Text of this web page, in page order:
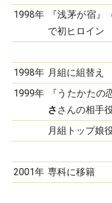
1998年
『浅茅が宿
で初ヒロイン
1998年 月組に組替え
1999年
『うたかたの
さ さんの相手
月組トップ娘役
2001年 専科に移籍